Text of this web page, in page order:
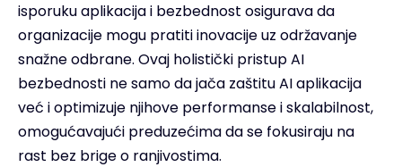
isporuku aplikacija i bezbednost osigurava da
organizacije mogu pratiti inovacije uz održavanje
snažne odbrane. Ovaj holistički pristup AI
bezbednosti ne samo da jača zaštitu AI aplikacija
već i optimizuje njihove performanse i skalabilnost,
omogućavajući preduzećima da se fokusiraju na
rast bez brige o ranjivostima.